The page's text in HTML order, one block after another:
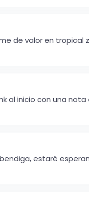
de valor en
al inicio con una
estaré